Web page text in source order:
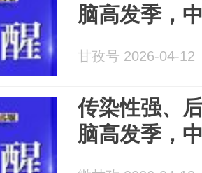
脑高发季，
甘孜号 2026-04-12
传染性强、
脑高发季，